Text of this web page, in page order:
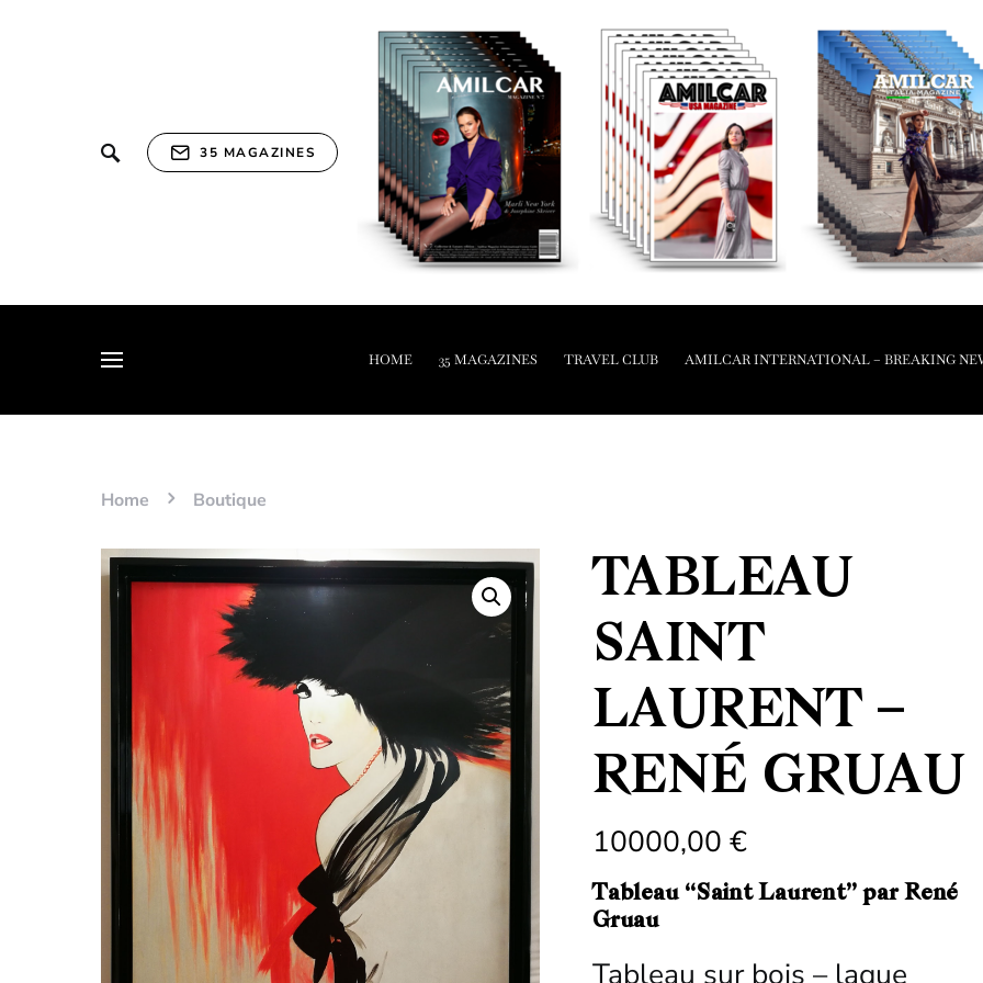
35 MAGAZINES
HOME 35 MAGAZINES TRAVEL CLUB AMILCAR INTERNATIONAL – BREAKING
Home Boutique
TABLEAU
SAINT
LAURENT –
RENÉ GRUAU
10000,00 €
Tableau “Saint Laurent” par René
Gruau
Tableau sur bois – laque